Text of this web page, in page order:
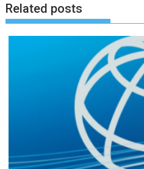
Related posts